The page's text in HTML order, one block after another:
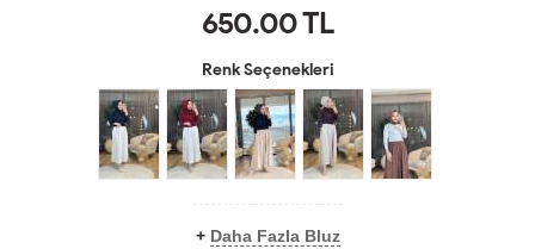
650.00TL
Renk Seçenekleri
+ Daha Fazla Bluz